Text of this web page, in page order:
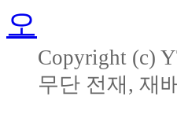
Copyright (c)
무단 전재, 재